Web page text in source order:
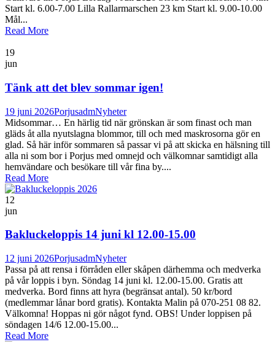
Start kl. 6.00-7.00 Lilla Rallarmarschen 23 km Start kl. 9.00-10.00
Mål...
Read More
19
jun
Tänk att det blev sommar igen!
19 juni 2026PorjusadmNyheter
Midsommar… En härlig tid när grönskan är som finast och man
gläds åt alla nyutslagna blommor, till och med maskrosorna gör en
glad. Så här inför sommaren så passar vi på att skicka en hälsning till
alla ni som bor i Porjus med omnejd och välkomnar samtidigt alla
hemvändare och besökare till vår fina by....
Read More
12
jun
Bakluckeloppis 14 juni kl 12.00-15.00
12 juni 2026PorjusadmNyheter
Passa på att rensa i förråden eller skåpen därhemma och medverka
på vår loppis i byn. Söndag 14 juni kl. 12.00-15.00. Gratis att
medverka. Bord finns att hyra (begränsat antal). 50 kr/bord
(medlemmar lånar bord gratis). Kontakta Malin på 070-251 08 82.
Välkomna! Hoppas ni gör något fynd. OBS! Under loppisen på
söndagen 14/6 12.00-15.00...
Read More